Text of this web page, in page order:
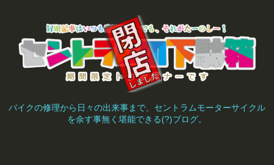
バイクの修理から日々の出来事まで、セントラムモーターサイクル
を余す事無く堪能できる(?)ブログ。